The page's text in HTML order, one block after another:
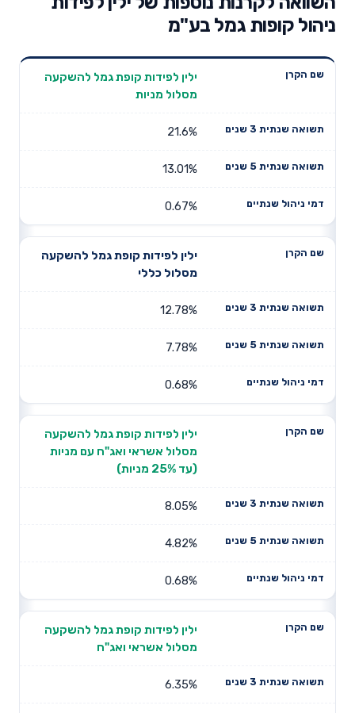
ניהול קופות גמל בע"מ
שנתית 3
תשואה
דמי ניהול
ילין לפידות קופת גמל להשקעה
מסלול מניות
21.6%
13.01%
0.67%
ילין לפידות קופת גמל להשקעה
מסלול כללי
12.78%
7.78%
0.68%
ילין לפידות קופת גמל להשקעה
מסלול אשראי ואג"ח עם מניות
(עד 25% מניות)
8.05%
4.82%
0.68%
ילין לפידות קופת גמל להשקעה
מסלול אשראי ואג"ח
6.35%